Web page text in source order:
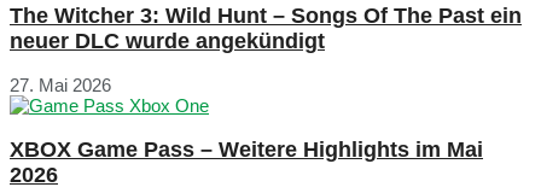
The Witcher 3: Wild Hunt – Songs Of The Past ein
neuer DLC wurde angekündigt
27. Mai 2026
XBOX Game Pass – Weitere Highlights im Mai
2026